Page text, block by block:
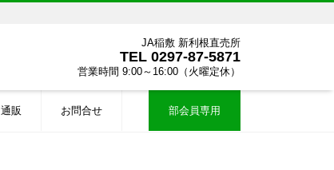
JA稲敷 新利根直売所
TEL 0297-87-5871
営業時間 9:00～16:00（火曜定休）
通販 お問合せ 部会員専用